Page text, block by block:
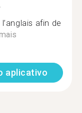
afin de
aplicativo